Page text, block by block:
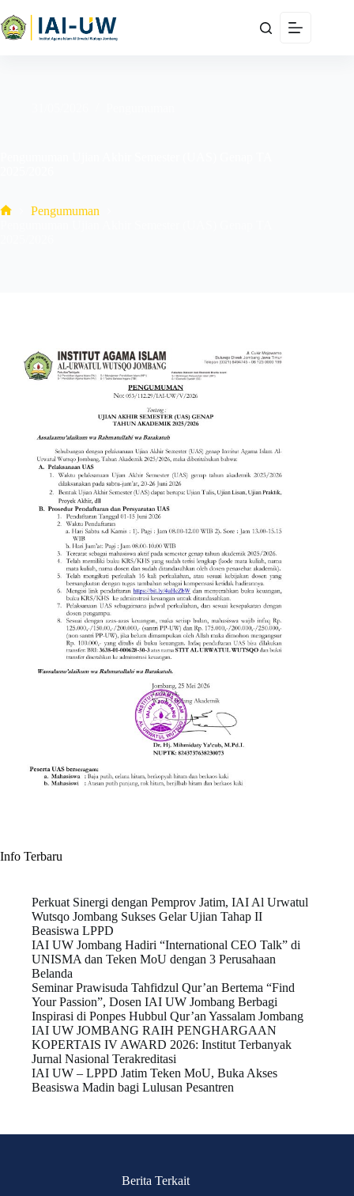
Pengumuman
Info Terbaru
Perkuat Sinergi dengan Pemprov Jatim, IAI Al Urwatul
Wutsqo Jombang Sukses Gelar Ujian Tahap II
Beasiswa LPPD
IAI UW Jombang Hadiri “International CEO Talk” di
UNISMA dan Teken MoU dengan 3 Perusahaan
Belanda
Seminar Prawisuda Tahfidzul Qur’an Bertema “Find
Your Passion”, Dosen IAI UW Jombang Berbagi
Inspirasi di Ponpes Hubbul Qur’an Yassalam Jombang
IAI UW JOMBANG RAIH PENGHARGAAN
KOPERTAIS IV AWARD 2026: Institut Terbanyak
Jurnal Nasional Terakreditasi
IAI UW – LPPD Jatim Teken MoU, Buka Akses
Beasiswa Madin bagi Lulusan Pesantren
Berita Terkait